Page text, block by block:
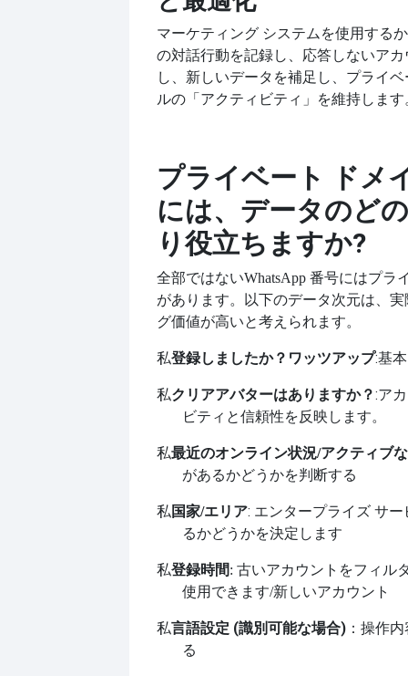
マーケティング システムを使用する
の対話行動を記録し、応答しないア
し、新しいデータを補足し、プライ
ルの「アクティビティ」を維持します
プライベート ドメ
には、データのど
り役立ちますか?
全部ではないWhatsApp 番号にはプラ
があります。以下のデータ次元は、
グ価値が高いと考えられます。
私登録しましたか？ ワッツアップ:基
私クリアアバターはありますか？:ア
ビティと信頼性を反映します。
私最近のオンライン状況/アクティブ
があるかどうかを判断する
私国家/エリア: エンタープライズ サ
るかどうかを決定します
私登録時間: 古いアカウントをフィル
使用できます/新しいアカウント
私言語設定 (識別可能な場合) ：操作
る